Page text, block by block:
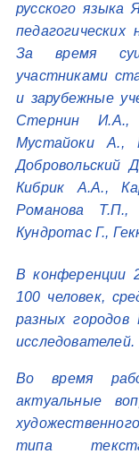
русского языка
За время
участниками
и зарубежные
Стернин
Мустайоки А.,
Добровольский
Кибрик А.А.,
Романова
Кундротас Г.,
В конференции
100 человек,
разных
исследователей.
Во время
актуальные
типа